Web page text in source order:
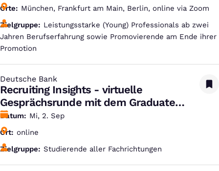
Orte
München, Frankfurt am Main, Berlin, online via Zoom
Zielgruppe
Leistungsstarke (Young) Professionals ab zwei
Jahren Berufserfahrung sowie Promovierende am Ende ihrer
Promotion
Deutsche Bank
:
Recruiting Insights - virtuelle
Gesprächsrunde mit dem Graduate
Recruiting Team
Datum
Mi, 2. Sep
Ort
online
Zielgruppe
Studierende aller Fachrichtungen